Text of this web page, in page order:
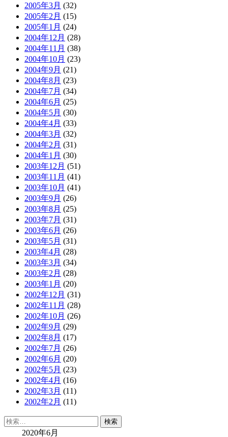
2005年3月 (32)
2005年2月 (15)
2005年1月 (24)
2004年12月 (28)
2004年11月 (38)
2004年10月 (23)
2004年9月 (21)
2004年8月 (23)
2004年7月 (34)
2004年6月 (25)
2004年5月 (30)
2004年4月 (33)
2004年3月 (32)
2004年2月 (31)
2004年1月 (30)
2003年12月 (51)
2003年11月 (41)
2003年10月 (41)
2003年9月 (26)
2003年8月 (25)
2003年7月 (31)
2003年6月 (26)
2003年5月 (31)
2003年4月 (28)
2003年3月 (34)
2003年2月 (28)
2003年1月 (20)
2002年12月 (31)
2002年11月 (28)
2002年10月 (26)
2002年9月 (29)
2002年8月 (17)
2002年7月 (26)
2002年6月 (20)
2002年5月 (23)
2002年4月 (16)
2002年3月 (11)
2002年2月 (11)
検
2020年6月